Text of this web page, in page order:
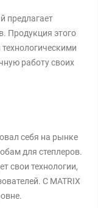
предлагает
Продукция этого
работу своих
себя на рынке
для степлеров.
свои технологии,
С MATRIX